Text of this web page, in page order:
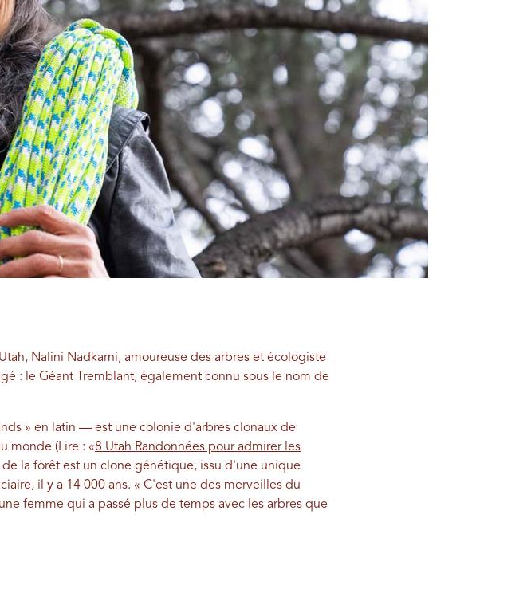
Nalini Nadkarni, amoureuse des arbres et écologiste
: le Géant Tremblant, également connu sous le nom de
» en latin — est une colonie d'arbres clonaux de
monde (Lire : «8 Utah Randonnées pour admirer les
la forêt est un clone génétique, issu d'une unique
il y a 14 000 ans. « C'est une des merveilles du
femme qui a passé plus de temps avec les arbres que